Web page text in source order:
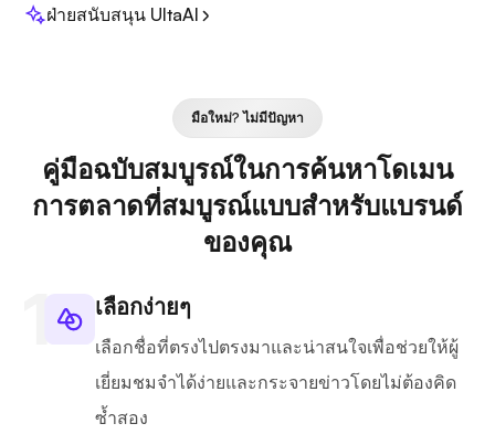
ฝ่ายสนับสนุน UltaAI
มือใหม่? ไม่มีปัญหา
คู่มือฉบับสมบูรณ์ในการค้นหาโดเมน
การตลาดที่สมบูรณ์แบบสำหรับแบรนด์
ของคุณ
เลือกง่ายๆ
เลือกชื่อที่ตรงไปตรงมาและน่าสนใจเพื่อช่วยให้ผู้
เยี่ยมชมจำได้ง่ายและกระจายข่าวโดยไม่ต้องคิด
ซ้ำสอง